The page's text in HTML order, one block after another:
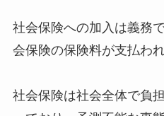
社会保険への加入は義務
会保険の保険料が支払われ
社会保険は社会全体で負